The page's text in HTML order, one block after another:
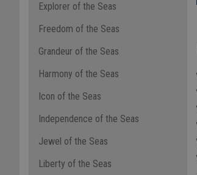
Explorer of the Seas
Freedom of the Seas
Grandeur of the Seas
Harmony of the Seas
Icon of the Seas
Independence of the Seas
Jewel of the Seas
Liberty of the Seas